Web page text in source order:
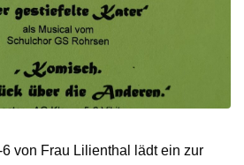
von Frau Lilienthal lädt ein zur